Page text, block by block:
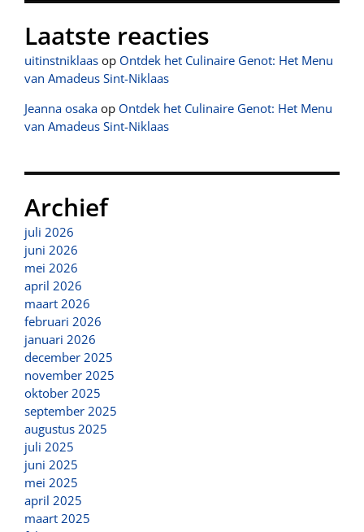
Laatste reacties
uitinstniklaas op Ontdek het Culinaire Genot: Het Menu
van Amadeus Sint-Niklaas
Jeanna osaka op Ontdek het Culinaire Genot: Het Menu
van Amadeus Sint-Niklaas
Archief
juli 2026
juni 2026
mei 2026
april 2026
maart 2026
februari 2026
januari 2026
december 2025
november 2025
oktober 2025
september 2025
augustus 2025
juli 2025
juni 2025
mei 2025
april 2025
maart 2025